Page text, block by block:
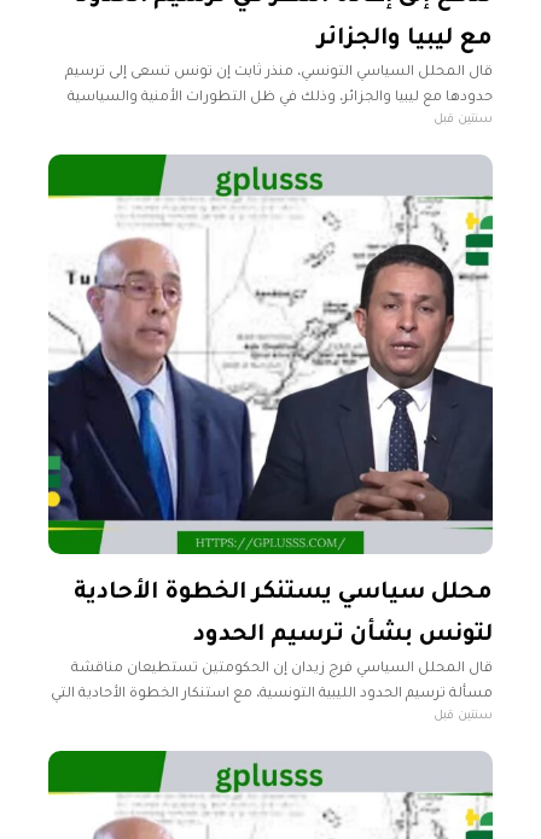
مع ليبيا والجزائر
قال المحلل السياسي التونسي، منذر ثابت إن تونس تسعى إلى ترسيم
حدودها مع ليبيا والجزائر، وذلك في ظل التطورات الأمنية والسياسية
التي تشهدها المنطقة. ونفى ثابت خلال تصريحات تلفزيونية لفضائية
سنتين قبل
محلل سياسي يستنكر الخطوة الأحادية
لتونس بشأن ترسيم الحدود
قال المحلل السياسي فرج زيدان إن الحكومتين تستطيعان مناقشة
مسألة ترسيم الحدود الليبية التونسية، مع استنكار الخطوة الأحادية التي
قامت بها الحكومة التونسية. وشدد زيدان، في تصريحات تلفزيونية
سنتين قبل